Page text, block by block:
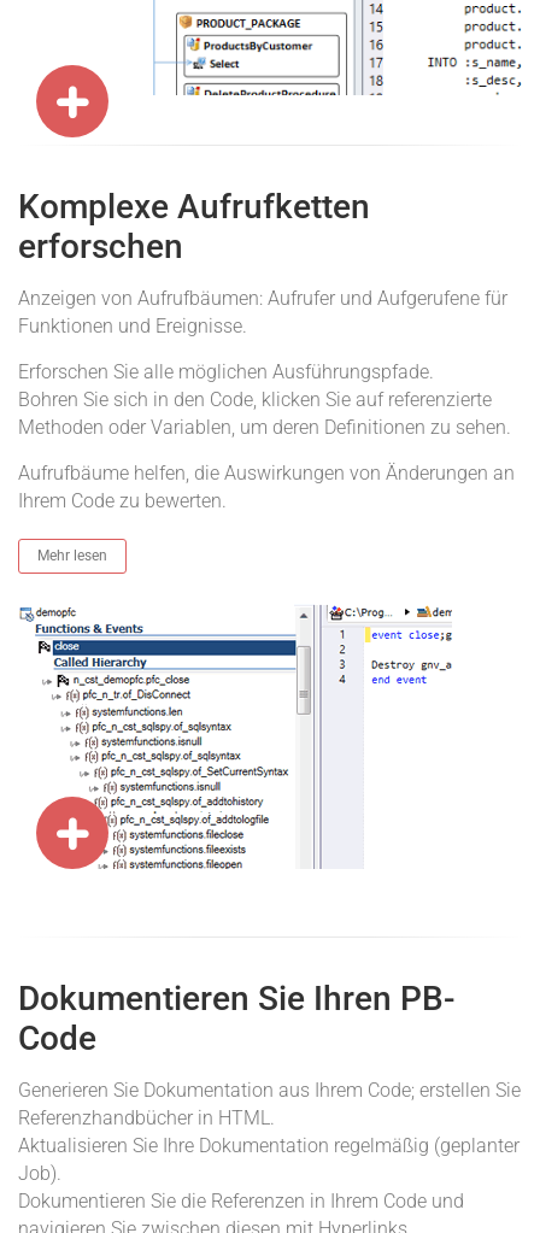
Komplexe Aufrufketten
erforschen
Anzeigen von Aufrufbäumen: Aufrufer und Aufgerufene für
Funktionen und Ereignisse.
Erforschen Sie alle möglichen Ausführungspfade.
Bohren Sie sich in den Code, klicken Sie auf referenzierte
Methoden oder Variablen, um deren Definitionen zu sehen.
Aufrufbäume helfen, die Auswirkungen von Änderungen an
Ihrem Code zu bewerten.
Mehr lesen
Dokumentieren Sie Ihren PB-
Code
Generieren Sie Dokumentation aus Ihrem Code; erstellen Sie
Referenzhandbücher in HTML.
Aktualisieren Sie Ihre Dokumentation regelmäßig (geplanter
Job).
Dokumentieren Sie die Referenzen in Ihrem Code und